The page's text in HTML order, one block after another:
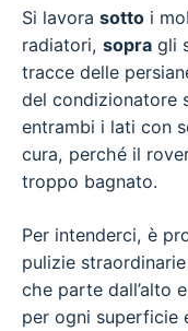
Si lavora sotto i
radiatori, sopra gli
tracce delle
del condizionatore
entrambi i lati con
cura, perché il
troppo bagnato.
Per intenderci, è
pulizie
che parte dall’alto
per ogni superficie